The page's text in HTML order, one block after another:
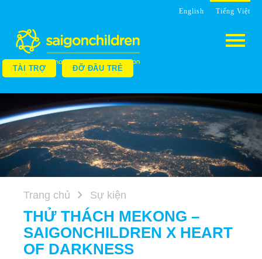
English Tiếng Việt
TÀI TRỢ ĐỠ ĐẦU TRẺ
Trang chủ Sự kiện
THỬ THÁCH MEKONG –
SAIGONCHILDREN X HEART
OF DARKNESS